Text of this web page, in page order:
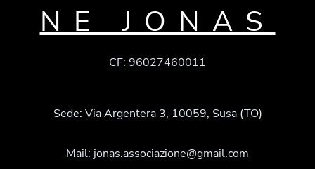
NE JONAS
CF: 96027460011
Sede: Via Argentera 3, 10059, Susa (TO)
Mail: jonas.associazione@gmail.com